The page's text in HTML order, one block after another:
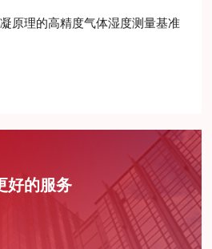
原理的高精度气体湿度测量基准
好的服务